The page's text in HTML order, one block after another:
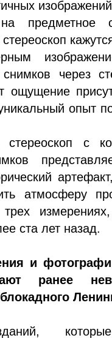
предметное
через
ощущение
опыт
с
атмосферу
ста лет назад.
и
ранее